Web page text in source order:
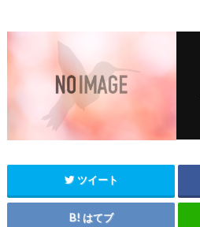
ツイート
はてブ